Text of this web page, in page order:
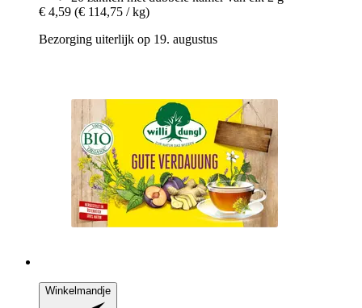
€ 4,59 (€ 114,75 / kg)
Bezorging uiterlijk op 19. augustus
Winkelmandje